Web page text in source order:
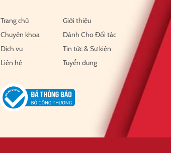
Trang chủ
Giới thiệu
Chuyên khoa
Dành Cho Đối tác
Dịch vụ
Tin tức & Sự kiện
Liên hệ
Tuyển dụng